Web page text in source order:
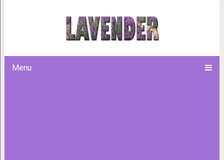
Menu
12 случаев, когда
фильмов, и